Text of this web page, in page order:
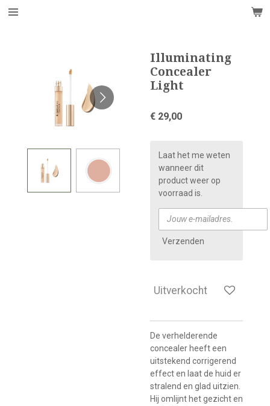
Ga
Illuminating
Concealer
Light
€ 29,00
Laat het me weten
wanneer dit
product weer op
voorraad is.
Verzenden
Uitverkocht
De verhelderende
concealer heeft een
uitstekend corrigerend
effect en laat de huid er
stralend en glad uitzien.
Hij omlijnt het gezicht en